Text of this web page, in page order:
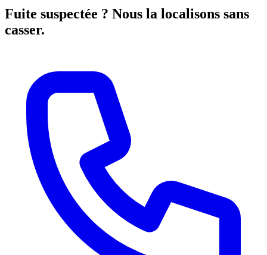
Fuite suspectée ? Nous la localisons sans
casser.